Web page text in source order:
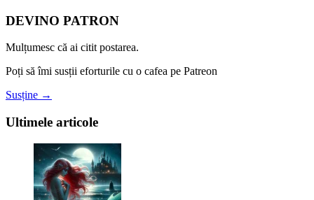
DEVINO PATRON
Mulțumesc că ai citit postarea.
Poți să îmi susții eforturile cu o cafea pe Patreon
Susține →
Ultimele articole